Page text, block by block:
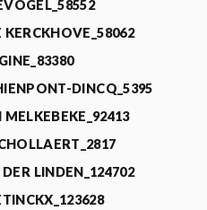
DINCQ_5395
LINDEN_124702